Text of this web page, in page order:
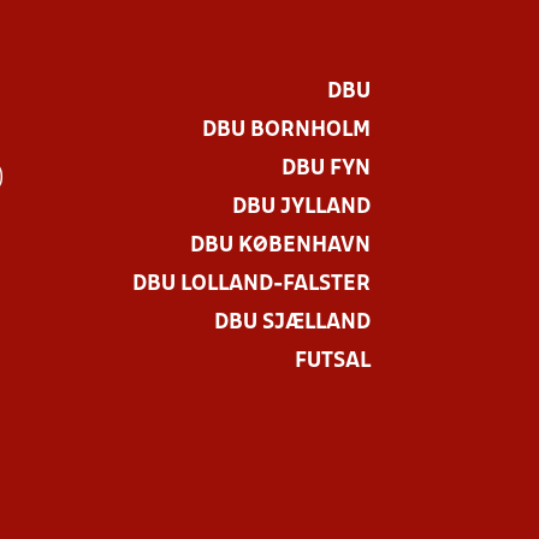
DBU
DBU BORNHOLM
DBU FYN
DBU JYLLAND
DBU KØBENHAVN
DBU LOLLAND-FALSTER
DBU SJÆLLAND
FUTSAL